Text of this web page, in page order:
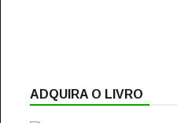
ADQUIRA O LIVRO